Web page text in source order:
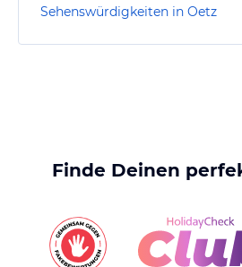
Sehenswürdigkeiten in Oetz
Finde Deinen